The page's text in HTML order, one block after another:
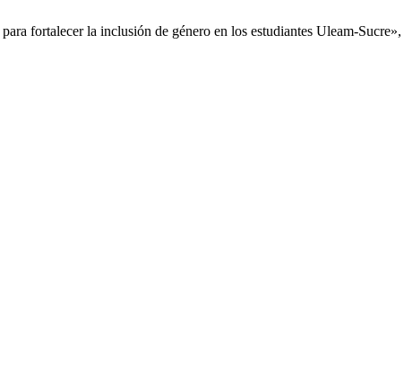
fortalecer la inclusión de género en los estudiantes Uleam-Sucre»,